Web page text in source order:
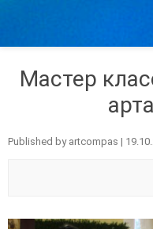
Мастер
Published by artcompas |